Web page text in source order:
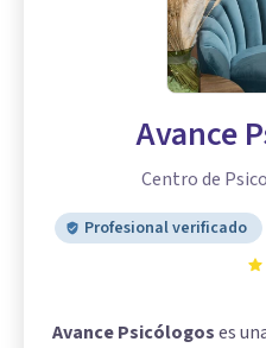
Avance
Centro de
Profesional verificado
Avance Psicólogoses